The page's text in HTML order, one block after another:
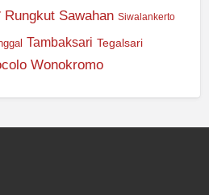
Rungkut Sawahan Siwalankerto
Tambaksari Tegalsari
Wonokromo